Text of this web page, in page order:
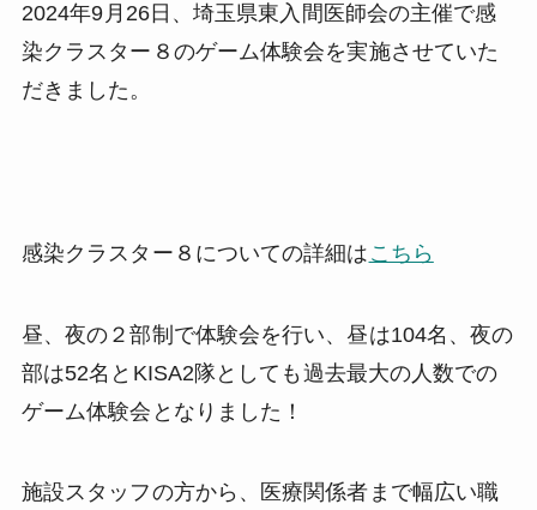
2024年9月26日、埼玉県東入間医師会の主催で感
染クラスター８のゲーム体験会を実施させていた
だきました。
感染クラスター８についての詳細は こちら
昼、夜の２部制で体験会を行い、昼は104名、夜の
部は52名とKISA2隊としても過去最大の人数での
ゲーム体験会となりました！
施設スタッフの方から、医療関係者まで幅広い職